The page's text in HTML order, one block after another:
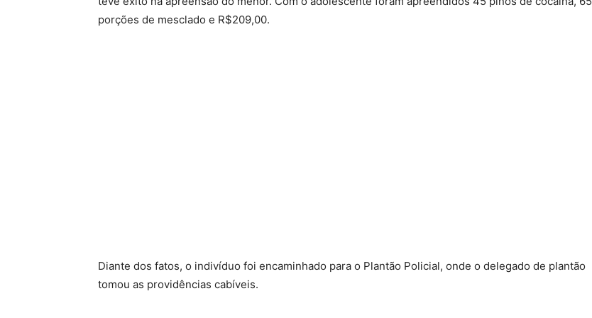
porções de mesclado e R$209,00.
Diante dos fatos, o indivíduo foi encaminhado para o Plantão Policial, onde o delegado de plantão
tomou as providências cabíveis.